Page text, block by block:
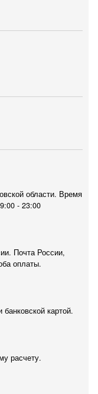
области. Время
- 23:00
Почта России,
оплаты.
картой.
расчету.